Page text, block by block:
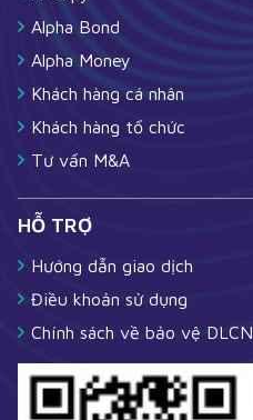
Alpha Bond
Alpha Money
Khách hàng cá nhân
Khách hàng tổ chức
Tư vấn M&A
HỖ TRỢ
Hướng dẫn giao dịch
Điều khoản sử dụng
Chính sách về bảo vệ DLCN